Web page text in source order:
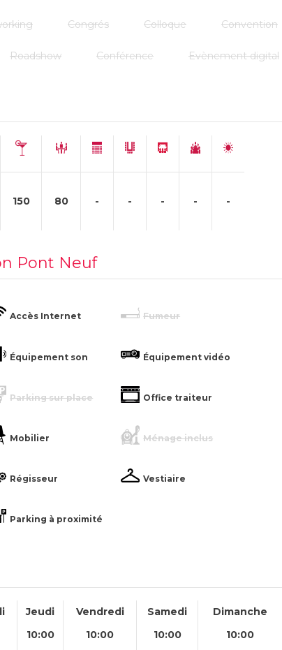
Congrés Colloque Convention
Roadshow Conférence Evènement digital
150 80 - - - - -
Pont Neuf
Accès Internet Fumeur
Équipement son Équipement vidéo
Parking sur place Office traiteur
Mobilier Ménage inclus
Régisseur Vestiaire
Parking à proximité
Jeudi Vendredi Samedi
Dimanche
10:00 10:00 10:00
10:00